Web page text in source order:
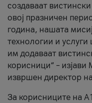
создаваат
овој празничен
година, нашата
технологии и
им додаваат
корисници“ – изјави
извршен директор
За корисниците на